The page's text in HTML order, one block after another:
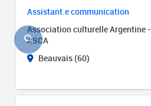
Assistant.e communication
Association culturelle Argentine -
ASCA
Beauvais (60)